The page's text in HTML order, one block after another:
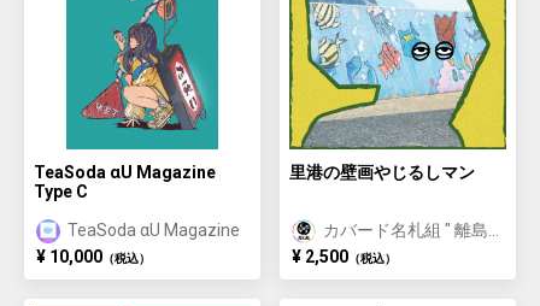
TeaSoda αU Magazine
Type C
TeaSoda αU Magazine
¥ 10,000 （税込）
里港の壁画やじるしマン
カバード名札組 " 離島
に名を刻む "
¥ 2,500 （税込）